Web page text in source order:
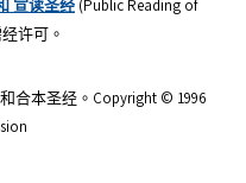
宣读圣经 (Public Reading of
许可。
合本圣经。Copyright © 1996